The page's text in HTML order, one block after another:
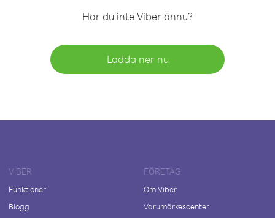
Har du inte Viber ännu?
Ladda ner nu
VIBER
Funktioner
Blogg
FÖRETAG
Om Viber
Varumärkescenter